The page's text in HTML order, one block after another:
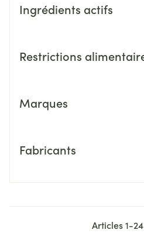
Ingrédients actifs
Restrictions
Marques
Fabricants
Articles1-24